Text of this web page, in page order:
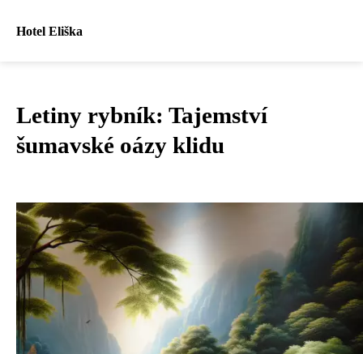
Hotel Eliška
Letiny rybník: Tajemství
šumavské oázy klidu